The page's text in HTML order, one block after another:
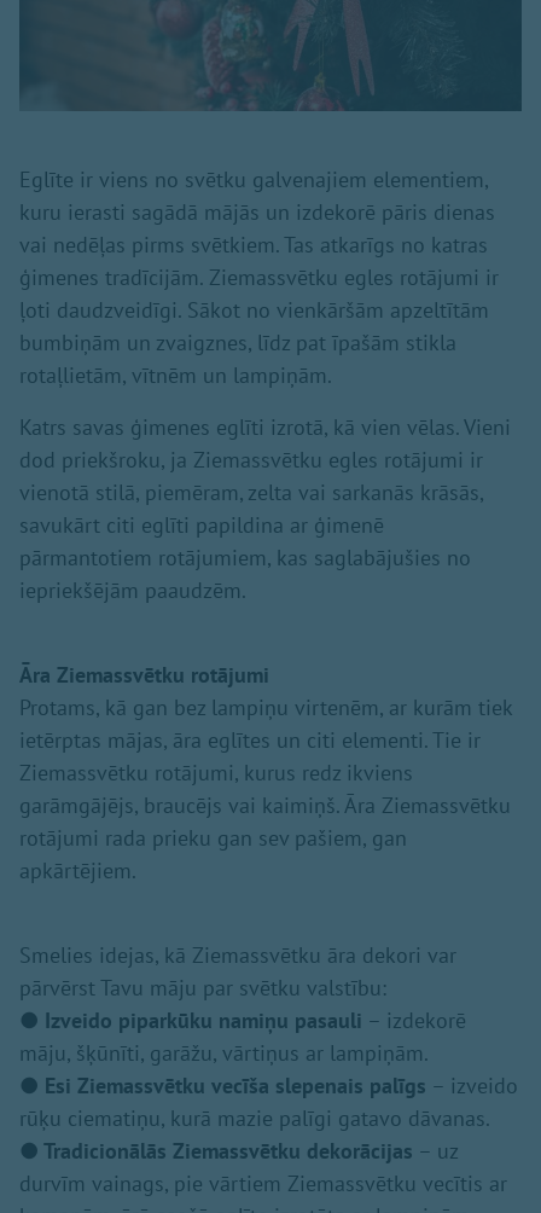
Eglīte ir viens no svētku galvenajiem elementiem,
kuru ierasti sagādā mājās un izdekorē pāris dienas
vai nedēļas pirms svētkiem. Tas atkarīgs no katras
ģimenes tradīcijām. Ziemassvētku egles rotājumi ir
ļoti daudzveidīgi. Sākot no vienkāršām apzeltītām
bumbiņām un zvaigznes, līdz pat īpašām stikla
rotaļlietām, vītnēm un lampiņām.
Katrs savas ģimenes eglīti izrotā, kā vien vēlas. Vieni
dod priekšroku, ja Ziemassvētku egles rotājumi ir
vienotā stilā, piemēram, zelta vai sarkanās krāsās,
savukārt citi eglīti papildina ar ģimenē
pārmantotiem rotājumiem, kas saglabājušies no
iepriekšējām paaudzēm.
Āra Ziemassvētku rotājumi
Protams, kā gan bez lampiņu virtenēm, ar kurām tiek
ietērptas mājas, āra eglītes un citi elementi. Tie ir
Ziemassvētku rotājumi, kurus redz ikviens
garāmgājējs, braucējs vai kaimiņš. Āra Ziemassvētku
rotājumi rada prieku gan sev pašiem, gan
apkārtējiem.
Smelies idejas, kā Ziemassvētku āra dekori var
pārvērst Tavu māju par svētku valstību:
● Izveido piparkūku namiņu pasauli – izdekorē
māju, šķūnīti, garāžu, vārtiņus ar lampiņām.
● Esi Ziemassvētku vecīša slepenais palīgs – izveido
rūķu ciematiņu, kurā mazie palīgi gatavo dāvanas.
● Tradicionālās Ziemassvētku dekorācijas – uz
durvīm vainags, pie vārtiem Ziemassvētku vecītis ar